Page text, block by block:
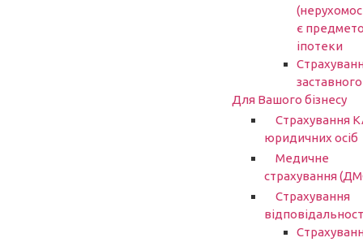
є
іпотеки
Для Вашого бізнесу
Страхування
юридичних осіб
Медичне
страхування
Страхування